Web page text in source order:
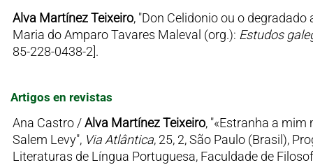
Alva Martínez Teixeiro, "Don Celidonio ou o degradado
Maria do Amparo Tavares Maleval (org.): Estudos
85-228-0438-2].
Artigos en revistas
Ana Castro /Alva Martínez Teixeiro, "«Estranha a mim
Salem Levy", Via Atlântica, 25, 2, São Paulo (Brasil),
Literaturas de Língua Portuguesa, Faculdade de